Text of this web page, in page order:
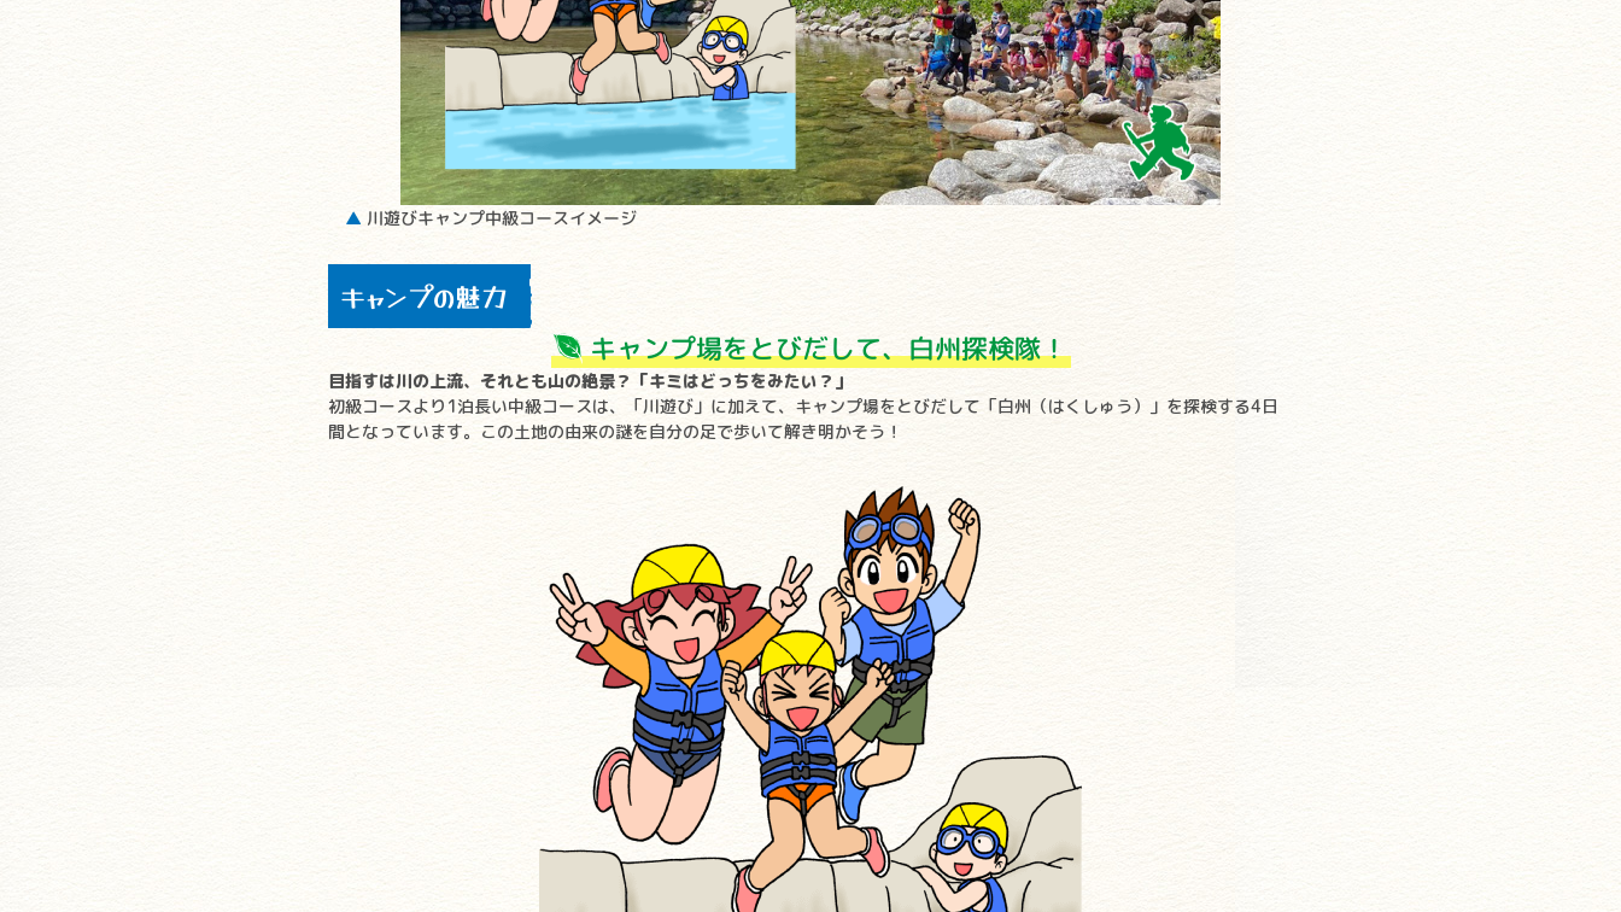
▲ 川遊びキャンプ中級コースイメージ
キャンプの魅力
キャンプ場をとびだして、白州探検隊！
目指すは川の上流、それとも山の絶景？「キミはどっちをみたい？」
初級コースより1泊長い中級コースは、「川遊び」に加えて、キャンプ場をとびだして「白州（はくしゅう）」を探検する4日
間となっています。この土地の由来の謎を自分の足で歩いて解き明かそう！